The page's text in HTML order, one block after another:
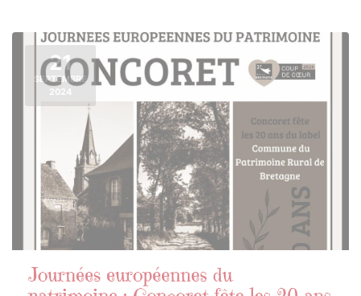
21
SEPTEMBRE
2024
Journées européennes du